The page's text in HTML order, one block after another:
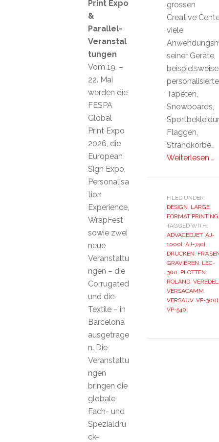
grossen
Creative
viele
seiner Geräte,
beispielsweise
personalisierte
Tapeten,
Snowboards,
Flaggen,
Strandkörbe…
Weiterlesen …
FILED UNDER:
DESIGN, LARGE
FORMAT PRINTING
TAGGED WITH:
ADVACEDJET, AJ-
1000I, AJ-740I,
DRUCKEN,
GRAVIEREN, LEC-
300, PLOTTEN,
ROLAND,
VERSACAMM,
VERSAUV, VP-300I,
VP-540I
Print Expo
&
Parallel-
Veranstal
tungen
Vom 19. –
22. Mai
werden die
FESPA
Global
Print Expo
2026, die
European
Sign Expo,
Personalisa
tion
Experience,
WrapFest
sowie zwei
neue
Veranstaltu
ngen – die
Corrugated
und die
Textile – in
Barcelona
ausgetrage
n. Die
Veranstaltu
ngen
bringen die
globale
Fach- und
Spezialdru
ck-